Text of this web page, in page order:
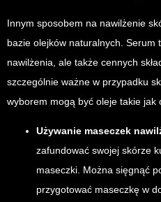
Innym sposobem na nawilżenie
bazie olejków naturalnych. Serum
nawilżenia, ale także cennych
szczególnie ważne w przypadku
wyborem mogą być oleje takie jak
Używanie maseczek
zafundować swojej skórze
maseczki. Można sięgnąć
przygotować maseczkę w